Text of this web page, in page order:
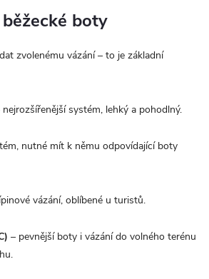
boty
zvolenému vázání – to je základní
nejrozšířenější systém, lehký a pohodlný.
nutné mít k němu odpovídající boty
vázání, oblíbené u turistů.
– pevnější boty i vázání do volného terénu